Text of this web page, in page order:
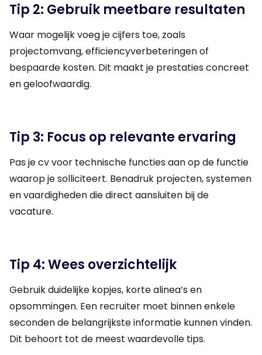
Tip 2: Gebruik meetbare resultaten
Waar mogelijk voeg je cijfers toe, zoals
projectomvang, efficiencyverbeteringen of
bespaarde kosten. Dit maakt je prestaties concreet
en geloofwaardig.
Tip 3: Focus op relevante ervaring
Pas je cv voor technische functies aan op de functie
waarop je solliciteert. Benadruk projecten, systemen
en vaardigheden die direct aansluiten bij de
vacature.
Tip 4: Wees overzichtelijk
Gebruik duidelijke kopjes, korte alinea’s en
opsommingen. Een recruiter moet binnen enkele
seconden de belangrijkste informatie kunnen vinden.
Dit behoort tot de meest waardevolle tips.